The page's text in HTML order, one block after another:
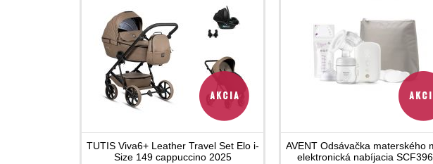
TUTIS Viva6+ Leather Travel Set Elo i-
Size 149 cappuccino 2025
AVENT Odsávačka materského
elektronická nabíjacia